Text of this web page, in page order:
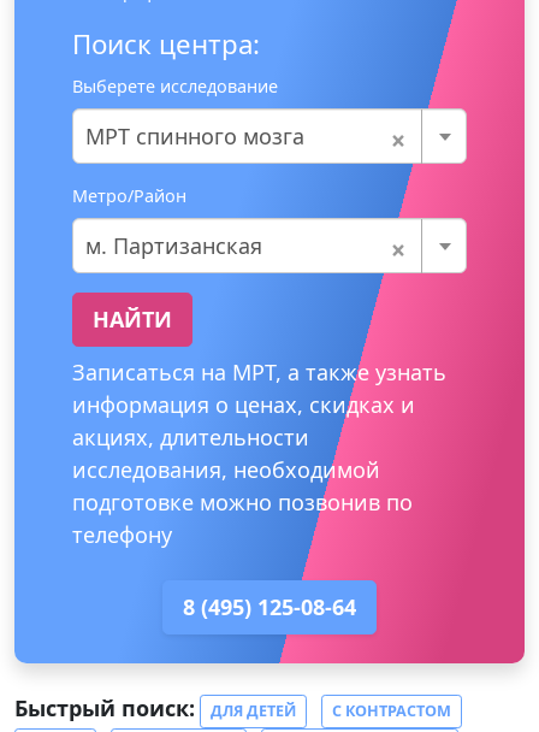
Поиск центра:
Выберете исследование
×
МРТ спинного мозга
Метро/Район
×
м. Партизанская
НАЙТИ
Записаться на МРТ, а также узнать
информация о ценах, скидках и
акциях, длительности
исследования, необходимой
подготовке можно позвонив по
телефону
8 (495) 125-08-64
Быстрый поиск: ДЛЯ ДЕТЕЙ
С КОНТРАСТОМ